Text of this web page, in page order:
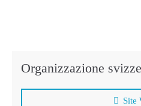
Organizzazione
Site